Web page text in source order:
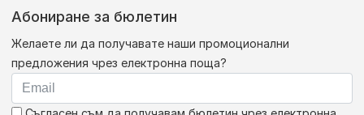
Абониране за бюлетин
Желаете ли да получавате наши промоционални
предложения чрез електронна поща?